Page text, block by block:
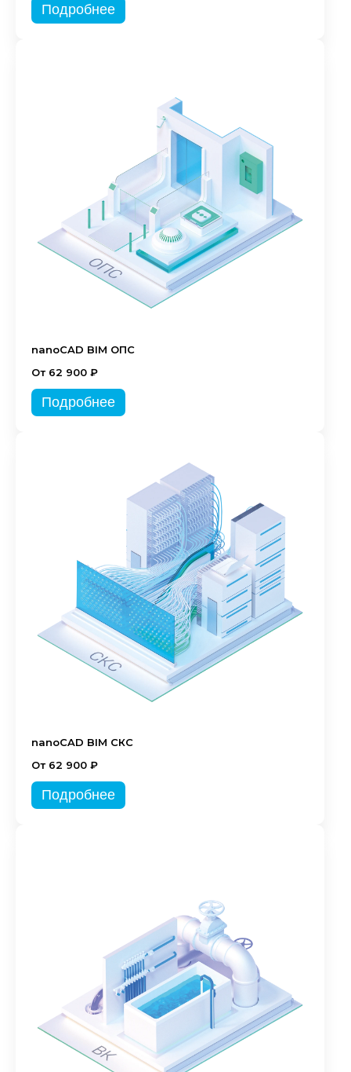
Подробнее
nanoCAD BIM ОПС
От 62 900 ₽
Подробнее
nanoCAD BIM СКС
От 62 900 ₽
Подробнее